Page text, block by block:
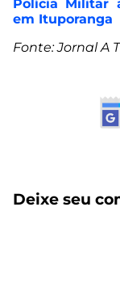
Polícia Militar
em Ituporanga​
Fonte: Jornal A
Deixe seu